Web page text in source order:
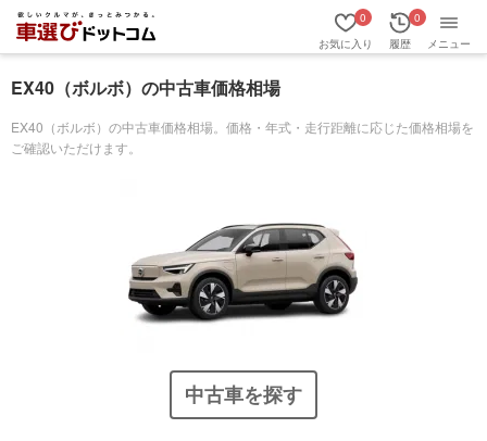
お気に入り
0
履歴
0
メニュー
EX40（ボルボ）の中古車価格相場
EX40（ボルボ）の中古車価格相場。価格・年式・走行距離に応じた価格相場を
ご確認いただけます。
中古車を探す